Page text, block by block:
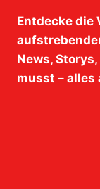
Entdecke die
News,
musst – alles